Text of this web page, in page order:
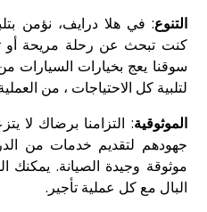
التنوع: في هلا درايف، نؤمن
كنت تبحث عن رحلة مريحة أو
سوقنا يعج بخيارات السيارات
لتلبية كل الاحتياجات ، من
الموثوقية: التزامنا برضاك لا
جهودهم لتقديم خدمات من
موثوقة وجيدة الصيانة. يمكنك
البال مع كل عملية تأجير.